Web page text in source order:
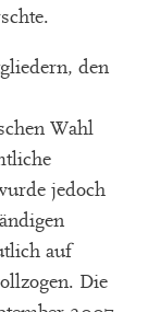
den
Wahl
jedoch
auf
Die